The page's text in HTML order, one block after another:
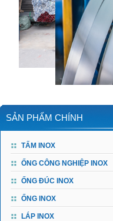
SẢN PHẨM CHÍNH
TẤM INOX
ỐNG CÔNG NGHIỆP INOX
ỐNG ĐÚC INOX
ỐNG INOX
LÁP INOX